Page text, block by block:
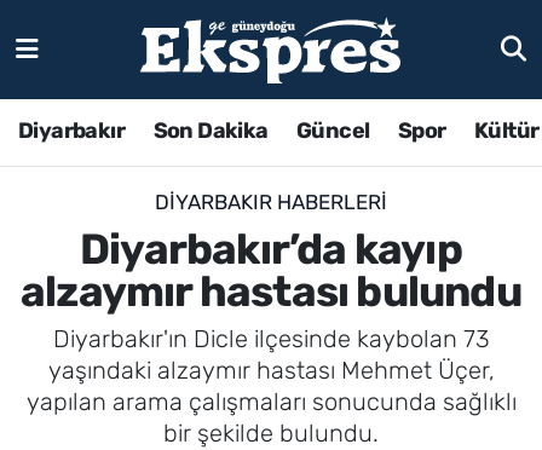
Diyarbakır Son Dakika Güncel Spor
DIYARBAKIR HABERLERI
Diyarbakır’da kayıp
alzaymır hastası bulundu
Diyarbakır'ın Dicle ilçesinde kaybolan 73
yaşındaki alzaymır hastası Mehmet Üçer,
yapılan arama çalışmaları sonucunda sağlıklı
bir şekilde bulundu.